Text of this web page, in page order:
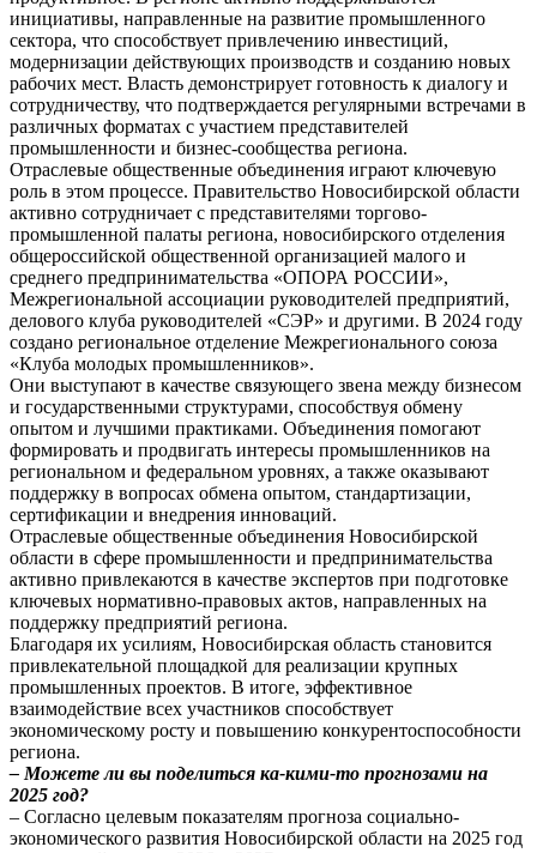
инициативы, направленные на развитие промышленного
сектора, что способствует привлечению инвестиций,
модернизации действующих производств и созданию новых
рабочих мест. Власть демонстрирует готовность к диалогу и
сотрудничеству, что подтверждается регулярными встречами в
различных форматах с участием представителей
промышленности и бизнес-сообщества региона.
Отраслевые общественные объединения играют ключевую
роль в этом процессе. Правительство Новосибирской области
активно сотрудничает с представителями торгово-
промышленной палаты региона, новосибирского отделения
общероссийской общественной организацией малого и
среднего предпринимательства «ОПОРА РОССИИ»,
Межрегиональной ассоциации руководителей предприятий,
делового клуба руководителей «СЭР» и другими. В 2024 году
создано региональное отделение Межрегионального союза
«Клуба молодых промышленников».
Они выступают в качестве связующего звена между бизнесом
и государственными структурами, способствуя обмену
опытом и лучшими практиками. Объединения помогают
формировать и продвигать интересы промышленников на
региональном и федеральном уровнях, а также оказывают
поддержку в вопросах обмена опытом, стандартизации,
сертификации и внедрения инноваций.
Отраслевые общественные объединения Новосибирской
области в сфере промышленности и предпринимательства
активно привлекаются в качестве экспертов при подготовке
ключевых нормативно-правовых актов, направленных на
поддержку предприятий региона.
Благодаря их усилиям, Новосибирская область становится
привлекательной площадкой для реализации крупных
промышленных проектов. В итоге, эффективное
взаимодействие всех участников способствует
экономическому росту и повышению конкурентоспособности
региона.
– Можете ли вы поделиться ка-кими-то прогнозами на
2025 год?
– Согласно целевым показателям прогноза социально-
экономического развития Новосибирской области на 2025 год